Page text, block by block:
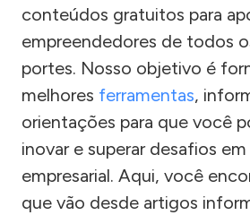
conteúdos gratuitos para
empreendedores de todos
portes. Nosso objetivo é
melhores ferramentas,
orientações para que você
inovar e superar desafios
empresarial. Aqui, você
que vão desde artigos